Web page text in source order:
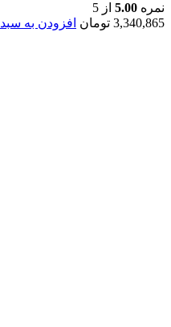
نمره 5.00 از 5
3,340,865 تومان افزودن به